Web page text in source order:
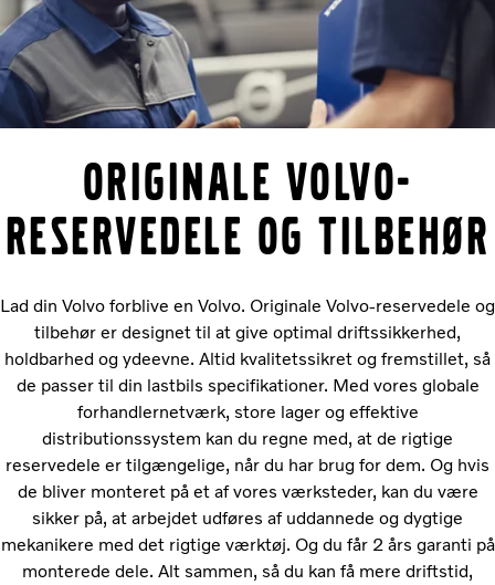
Originale Volvo-
reservedele og tilbehør
Lad din Volvo forblive en Volvo. Originale Volvo-reservedele og
tilbehør er designet til at give optimal driftssikkerhed,
holdbarhed og ydeevne. Altid kvalitetssikret og fremstillet, så
de passer til din lastbils specifikationer. Med vores globale
forhandlernetværk, store lager og effektive
distributionssystem kan du regne med, at de rigtige
reservedele er tilgængelige, når du har brug for dem. Og hvis
de bliver monteret på et af vores værksteder, kan du være
sikker på, at arbejdet udføres af uddannede og dygtige
mekanikere med det rigtige værktøj. Og du får 2 års garanti på
monterede dele. Alt sammen, så du kan få mere driftstid,